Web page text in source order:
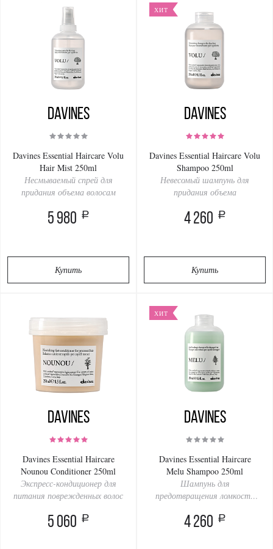
Davines
Davines Essential Haircare Volu
Hair Mist 250ml
Несмываемый спрей для
придания объема волосам
5 980 a
Купить
ХИТ
Davines
Davines Essential Haircare Volu
Shampoo 250ml
Невесомый шампунь для
придания объема
4 260 a
Купить
Davines
Davines Essential Haircare
Nounou Conditioner 250ml
Экспресс-кондиционер для
питания поврежденных волос
5 060 a
ХИТ
Davines
Davines Essential Haircare
Melu Shampoo 250ml
Шампунь для
предотвращения ломкости
4 260 a